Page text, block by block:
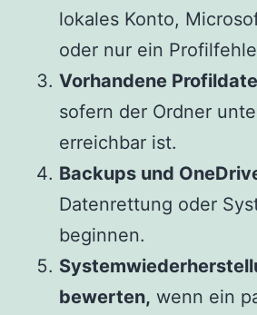
lokales Konto,
oder nur ein
Vorhandene
sofern der Ordner
erreichbar ist.
Backups und
Datenrettung oder
beginnen.
bewerten, wenn ein